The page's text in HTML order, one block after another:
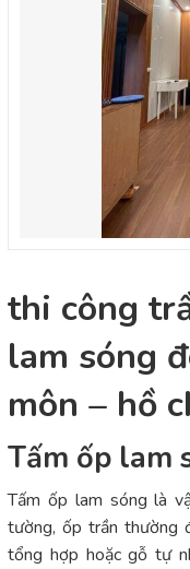
thi công
lam sóng
môn – hồ
Tấm ốp lam
Tấm ốp lam sóng là
tường, ốp trần thường
tổng hợp hoặc gỗ tự